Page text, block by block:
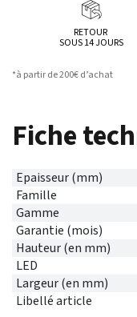
RETOUR
SOUS 14 JOURS
*à partir de 200€ d’achat
Fiche
Epaisseur (mm)
Famille
Gamme
Garantie (mois)
Hauteur (en mm)
LED
Largeur (en mm)
Libellé article